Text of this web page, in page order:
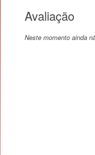
Avaliação
Neste momento ainda